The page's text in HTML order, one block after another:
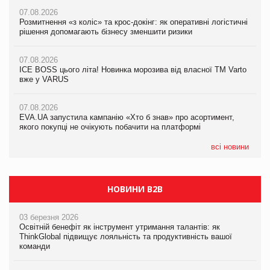
07.08.2026
Розмитнення «з коліс» та крос-докінг: як оперативні логістичні
рішення допомагають бізнесу зменшити ризики
07.08.2026
ICE BOSS цього літа! Новинка морозива від власної ТМ Varto
вже у VARUS
07.08.2026
EVA.UA запустила кампанію «Хто б знав» про асортимент,
якого покупці не очікують побачити на платформі
всі новини
07.08.2026
EVA.UA запустила кампанію «Хто б знав» про асортимент,
06.08.2026
Смачна новинка для хвостатих: у VARUS з’явилися паучі
05.08.2026
Мережа супермаркетів VARUS купує мережу магазинів
07.08.2026
Kraft Heinz скоротила збиток у першому півріччі
Продажі Hugo Boss впали на 9%
НОВИНИ B2B
03 березня 2026
Освітній бенефіт як інструмент утримання талантів: як
ThinkGlobal підвищує лояльність та продуктивність вашої
команди